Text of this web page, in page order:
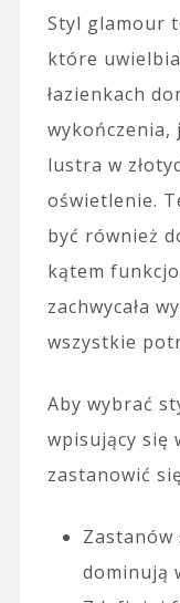
Styl glamour
które
łazienkach
wykończenia,
lustra w
oświetlenie.
być również
kątem
zachwycała
wszystkie
Aby wybrać
wpisujący się
zastanowić
Zastanów
dominują